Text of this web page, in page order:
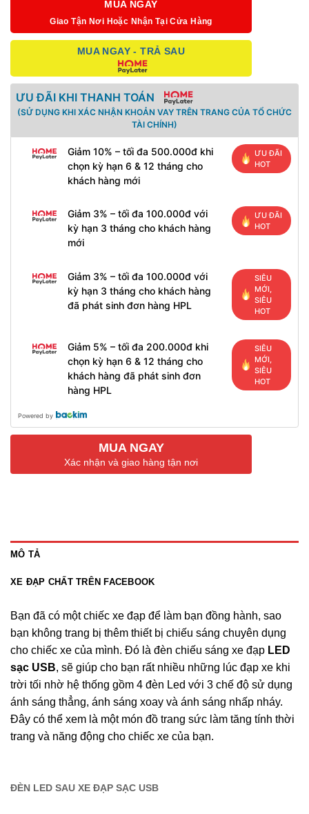
MUA NGAY
Giao Tận Nơi Hoặc Nhận Tại Cửa Hàng
MUA NGAY - TRẢ SAU
ƯU ĐÃI KHI THANH TOÁN
(SỬ DỤNG KHI XÁC NHẬN KHOẢN VAY TRÊN TRANG CỦA TỔ CHỨC
TÀI CHÍNH)
Giảm 10% – tối đa 500.000đ khi
chọn kỳ hạn 6 & 12 tháng cho
khách hàng mới
ƯU ĐÃI
HOT
Giảm 3% – tối đa 100.000đ với
kỳ hạn 3 tháng cho khách hàng
mới
ƯU ĐÃI
HOT
Giảm 3% – tối đa 100.000đ với
kỳ hạn 3 tháng cho khách hàng
đã phát sinh đơn hàng HPL
SIÊU
MỚI,
SIÊU
HOT
Giảm 5% – tối đa 200.000đ khi
chọn kỳ hạn 6 & 12 tháng cho
khách hàng đã phát sinh đơn
hàng HPL
SIÊU
MỚI,
SIÊU
HOT
Powered by
MUA NGAY
Xác nhận và giao hàng tận nơi
MÔ TẢ
XE ĐẠP CHẤT TRÊN FACEBOOK
Bạn đã có một chiếc xe đạp để làm bạn đồng hành, sao
bạn không trang bị thêm thiết bị chiếu sáng chuyên dụng
cho chiếc xe của mình. Đó là đèn chiếu sáng xe đạp LED
sạc USB, sẽ giúp cho bạn rất nhiều những lúc đạp xe khi
trời tối nhờ hệ thống gồm 4 đèn Led với 3 chế độ sử dụng
ánh sáng thẳng, ánh sáng xoay và ánh sáng nhấp nháy.
Đây có thể xem là một món đồ trang sức làm tăng tính thời
trang và năng động cho chiếc xe của bạn.
ĐÈN LED SAU XE ĐẠP SẠC USB